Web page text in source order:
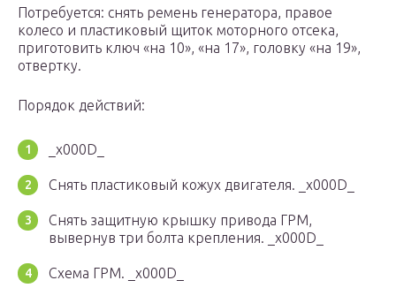
Потребуется: снять ремень генератора, правое
колесо и пластиковый щиток моторного отсека,
приготовить ключ «на 10», «на 17», головку «на 19»,
отвертку.
Порядок действий:
_x000D_
Снять пластиковый кожух двигателя. _x000D_
Снять защитную крышку привода ГРМ,
вывернув три болта крепления. _x000D_
Схема ГРМ. _x000D_